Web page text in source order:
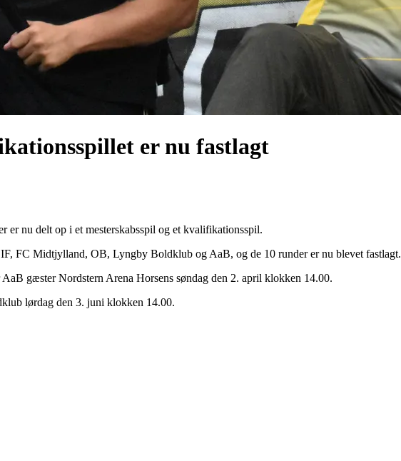
er nu fastlagt
er nu delt op i et mesterskabsspil og et kvalifikationsspil.
FC Midtjylland, OB, Lyngby Boldklub og AaB, og de 10 runder er nu blevet fastlagt.
gæster Nordstern Arena Horsens søndag den 2. april klokken 14.00.
lørdag den 3. juni klokken 14.00.